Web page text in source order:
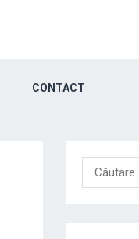
CONTACT
Caută
după: